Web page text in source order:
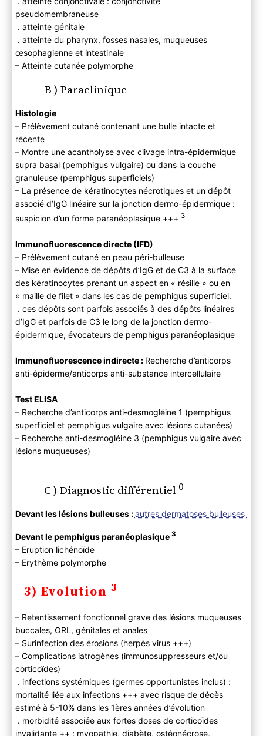
pseudomembraneuse
. atteinte génitale
. atteinte du pharynx, fosses nasales, muqueuses
œsophagienne et intestinale
– Atteinte cutanée polymorphe
B ) Paraclinique
Histologie
– Prélèvement cutané contenant une bulle intacte et
récente
– Montre une acantholyse avec clivage intra-épidermique
supra basal (pemphigus vulgaire) ou dans la couche
granuleuse (pemphigus superficiels)
– La présence de kératinocytes nécrotiques et un dépôt
associé d’IgG linéaire sur la jonction dermo-épidermique :
suspicion d’un forme paranéoplasique +++ 3
Immunofluorescence directe (IFD)
– Prélèvement cutané en peau péri-bulleuse
– Mise en évidence de dépôts d’IgG et de C3 à la surface
des kératinocytes prenant un aspect en « résille » ou en
« maille de filet » dans les cas de pemphigus superficiel.
. ces dépôts sont parfois associés à des dépôts linéaires
d’IgG et parfois de C3 le long de la jonction dermo-
épidermique, évocateurs de pemphigus paranéoplasique
Immunofluorescence indirecte : Recherche d’anticorps
anti-épiderme/anticorps anti-substance intercellulaire
Test ELISA
– Recherche d’anticorps anti-desmogléine 1 (pemphigus
superficiel et pemphigus vulgaire avec lésions cutanées)
– Recherche anti-desmogléine 3 (pemphigus vulgaire avec
lésions muqueuses)
C ) Diagnostic différentiel 0
Devant les lésions bulleuses :autres dermatoses bulleuses
Devant le pemphigus paranéoplasique 3
– Eruption lichénoïde
– Erythème polymorphe
3) Evolution 3
– Retentissement fonctionnel grave des lésions muqueuses
buccales, ORL, génitales et anales
– Surinfection des érosions (herpès virus +++)
– Complications iatrogènes (immunosuppresseurs et/ou
corticoïdes)
. infections systémiques (germes opportunistes inclus) :
mortalité liée aux infections +++ avec risque de décès
estimé à 5-10% dans les 1ères années d’évolution
. morbidité associée aux fortes doses de corticoïdes
invalidante ++ : myopathie, diabète, ostéonécrose,